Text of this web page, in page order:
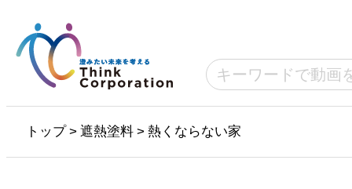
トップ > 遮熱塗料 > 熱くならない家